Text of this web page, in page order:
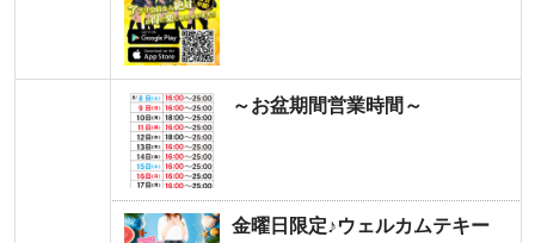
～お盆期間営業時間～
金曜日限定♪ウェルカムテキー